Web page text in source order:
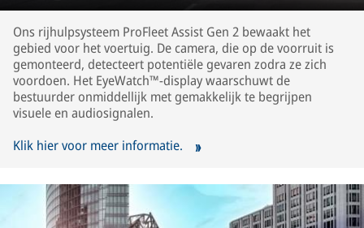
Ons rijhulpsysteem ProFleet Assist Gen 2 bewaakt het
gebied voor het voertuig. De camera, die op de voorruit is
gemonteerd, detecteert potentiële gevaren zodra ze zich
voordoen. Het EyeWatch™-display waarschuwt de
bestuurder onmiddellijk met gemakkelijk te begrijpen
visuele en audiosignalen.
Klik hier voor meer informatie.